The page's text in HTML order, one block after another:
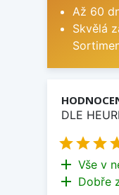
Až 60
Skvělá
DLE

add Vše v
add Dobře